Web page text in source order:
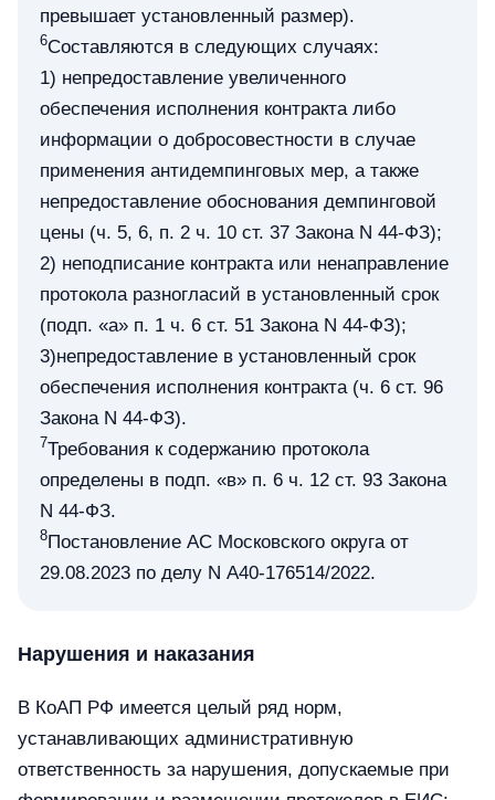
превышает установленный размер).
6Составляются в следующих случаях:
1) непредоставление увеличенного
обеспечения исполнения контракта либо
информации о добросовестности в случае
применения антидемпинговых мер, а также
непредоставление обоснования демпинговой
цены (ч. 5, 6, п. 2 ч. 10 ст. 37 Закона N 44-ФЗ);
2) неподписание контракта или ненаправление
протокола разногласий в установленный срок
(подп. «а» п. 1 ч. 6 ст. 51 Закона N 44-ФЗ);
3)непредоставление в установленный срок
обеспечения исполнения контракта (ч. 6 ст. 96
Закона N 44-ФЗ).
7Требования к содержанию протокола
определены в подп. «в» п. 6 ч. 12 ст. 93 Закона
N 44-ФЗ.
8Постановление АС Московского округа от
29.08.2023 по делу N А40-176514/2022.
Нарушения и наказания
В КоАП РФ имеется целый ряд норм,
устанавливающих административную
ответственность за нарушения, допускаемые при